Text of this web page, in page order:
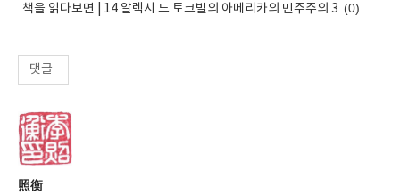
책을 읽다보면 | 14 알렉시 드 토크빌의 아메리카의 민주주의 3 (0)
댓글
照衡